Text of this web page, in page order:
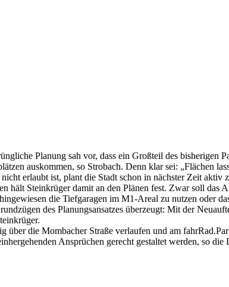
Planung sah vor, dass ein Großteil des
auskommen, so Strobach. Denn klar sei: „Flächen
erlaubt ist, plant die Stadt schon in nächster Zeit
hält Steinkrüger damit an den Plänen fest. Zwar soll
die Tiefgaragen im M1-Areal zu nutzen oder
des Planungsansatzes überzeugt: Mit der
die Mombacher Straße verlaufen und am
Ansprüchen gerecht gestaltet werden, so die